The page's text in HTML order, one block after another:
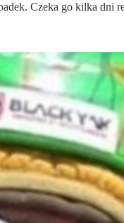
Czeka go kilka dni